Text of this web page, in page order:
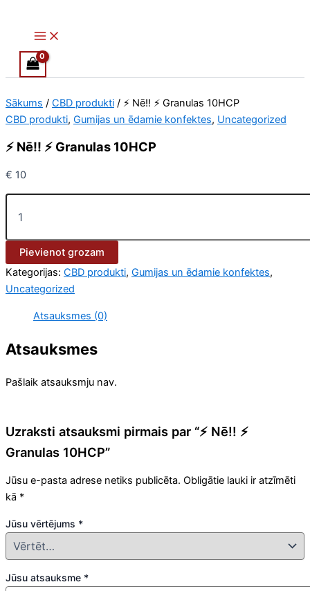
content
Sākums / CBD produkti / ⚡️ Nē!! ⚡️ Granulas 10HCP
CBD produkti, Gumijas un ēdamie konfektes, Uncategorized
⚡️ Nē!! ⚡️ Granulas 10HCP
€ 10
10HCP
daudzums
Pievienot grozam
Kategorijas: CBD produkti, Gumijas un ēdamie konfektes,
Uncategorized
Atsauksmes (0)
Atsauksmes
Pašlaik atsauksmju nav.
Uzraksti atsauksmi pirmais par “⚡️ Nē!! ⚡️
Granulas 10HCP”
Jūsu e-pasta adrese netiks publicēta. Obligātie lauki ir atzīmēti
kā *
Jūsu vērtējums *
Jūsu atsauksme *
options
may